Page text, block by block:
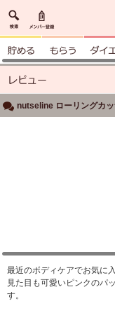
nutseline ローリングカ
最近のボディケアでお気に
見た目も可愛いピンクのパ
す。